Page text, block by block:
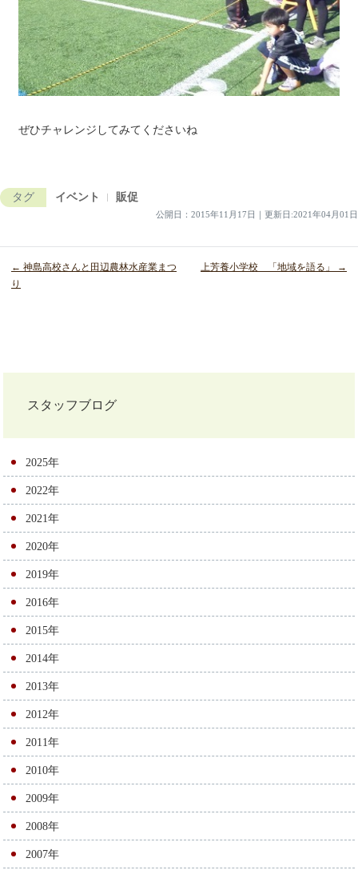
ぜひチャレンジしてみてくださいね
タグ イベント 販促
公開日： 2015年11月17日 ｜ 更新日:2021年04月01日
ー
シ
ョ
ン
← 神島高校さんと田辺農林水産業まつ
り
上芳養小学校 「地域を語る」 →
スタッフブログ
2025年
2022年
2021年
2020年
2019年
2016年
2015年
2014年
2013年
2012年
2011年
2010年
2009年
2008年
2007年